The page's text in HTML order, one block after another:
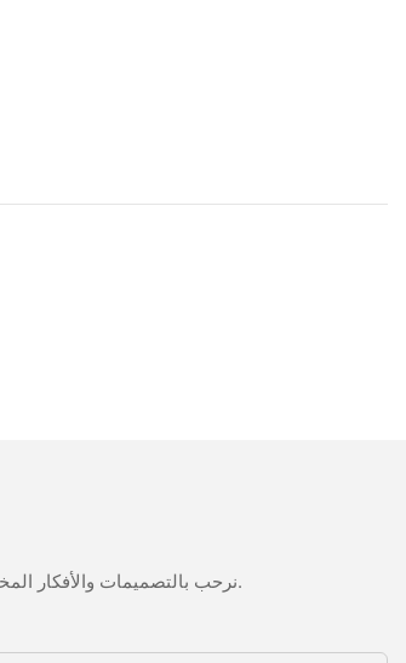
نرحب بالتصميمات والأفكار المخصصة وقادرة على تلبية المتطلبات المحددة. لمزيد من المعلومات، يرجى زيارة الموقع الإلكتروني أو الاتصال بنا مباشرة مع أسئلة أو استفسارات.